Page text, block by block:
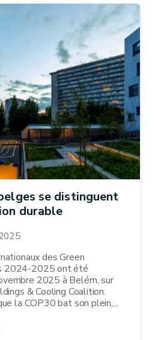
se distinguent
durable
des Green
2024-2025 ont été
2025 à Belém, sur
& Cooling Coalition.
la COP30 bat son plein,...